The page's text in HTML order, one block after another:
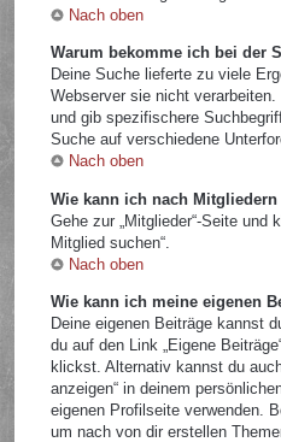
Nach oben
Warum bekomme ich bei der
Deine Suche lieferte zu viele
Webserver sie nicht
und gib spezifischere
Suche auf verschiedene
Nach oben
Wie kann ich nach
Gehe zur „Mitglieder“-Seite und
Mitglied suchen“.
Nach oben
Wie kann ich meine eigenen
Deine eigenen Beiträge kannst
du auf den Link „Eigene
klickst. Alternativ kannst du
anzeigen“ in deinem
eigenen Profilseite verwenden.
um nach von dir erstellen